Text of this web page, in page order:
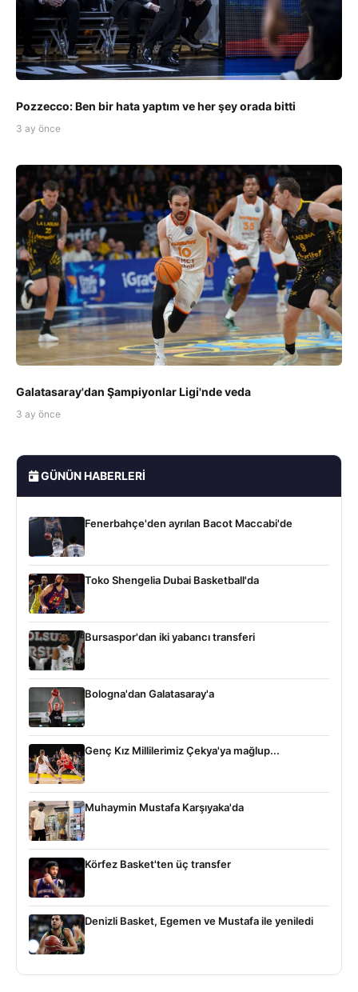
Pozzecco: Ben bir hata yaptım ve her şey orada bitti
3 ay önce
Galatasaray'dan Şampiyonlar Ligi'nde veda
3 ay önce
GÜNÜN HABERLERI
Fenerbahçe'den ayrılan Bacot Maccabi'de
Toko Shengelia Dubai Basketball'da
Bursaspor'dan iki yabancı transferi
Bologna'dan Galatasaray'a
Genç Kız Millilerimiz Çekya'ya mağlup...
Muhaymin Mustafa Karşıyaka'da
Körfez Basket'ten üç transfer
Denizli Basket, Egemen ve Mustafa ile yeniledi